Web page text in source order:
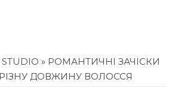
» РОМАНТИЧНІ ЗАЧІСКИ
ДОВЖИНУ ВОЛОССЯ